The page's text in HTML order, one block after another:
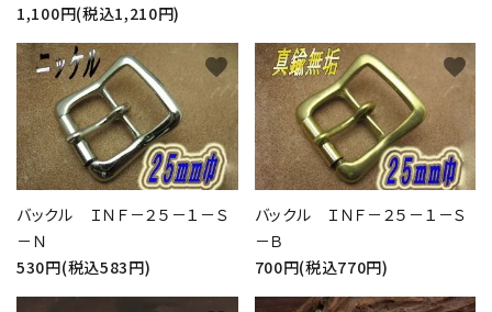
1,100円(税込1,210円)
バックル ＩＮＦ－２５－１－Ｓ
－Ｎ
530円(税込583円)
favorite
バックル ＩＮＦ－２５－１－Ｓ
－Ｂ
700円(税込770円)
favorite